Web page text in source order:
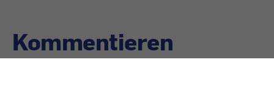
Kommentieren